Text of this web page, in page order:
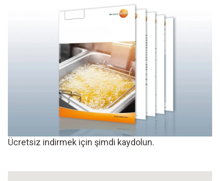
Ücretsiz indirmek için şimdi kaydolun.